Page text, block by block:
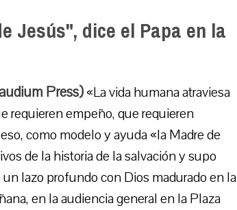
Jesús", dice el Papa en la
Press)«La vida humana atraviesa
requieren empeño, que requieren
como modelo y ayuda «la Madre de
de la historia de la salvación y supo
lazo profundo con Dios madurado en la
en la audiencia general en la Plaza